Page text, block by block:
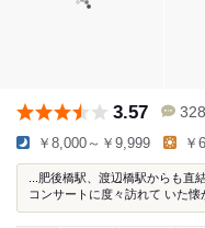
3.57 328
￥8,000～￥9,999 ￥
...肥後橋駅、渡辺橋駅からも直
コンサートに度々訪れて いた懐